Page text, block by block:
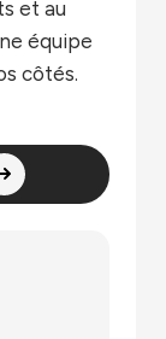
et au
équipe
côtés.